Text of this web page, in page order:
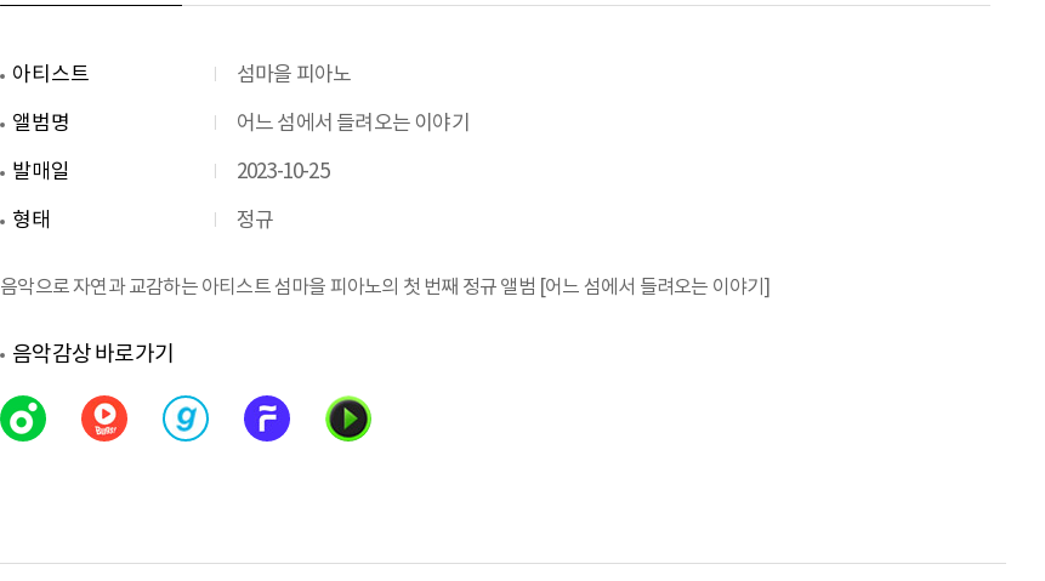
아티스트
섬마을 피아노
앨범명
어느 섬에서 들려오는 이야기
발매일
2023-10-25
형태
정규
음악으로 자연과 교감하는 아티스트 섬마을 피아노의 첫 번째 정규 앨범 [어느 섬에서 들려오는 이야기]
음악감상 바로가기